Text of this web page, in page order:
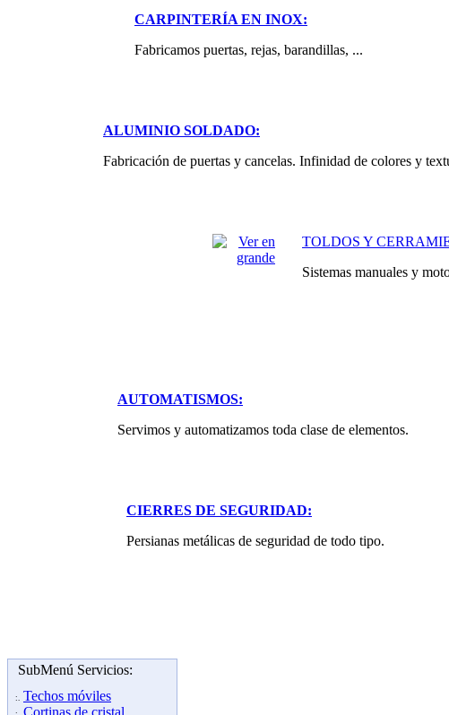
CARPINTERÍA EN INOX:
Fabricamos puertas, rejas, barandillas, ...
ALUMINIO SOLDADO:
Fabricación de puertas y cancelas. Infinidad de colores y
TOLDOS Y
Sistemas manuales y
AUTOMATISMOS:
Servimos y automatizamos toda clase de elementos.
CIERRES DE SEGURIDAD:
Persianas metálicas de seguridad de todo tipo.
SubMenú Servicios:
:. Techos móviles